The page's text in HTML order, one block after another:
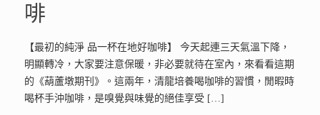
啡
【最初的純淨 品一杯在地好咖啡】 今天起連三天氣溫下降，
明顯轉冷，大家要注意保暖，非必要就待在室內，來看看這期
的《葫蘆墩期刊》。這兩年，清龍培養喝咖啡的習慣，閒暇時
喝杯手沖咖啡，是嗅覺與味覺的絕佳享受 […]